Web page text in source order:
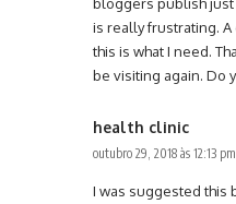
is really frustrating.
this is what I need.
be visiting again. Do
health clinic
outubro 29, 2018 às 12:13 pm
I was suggested this